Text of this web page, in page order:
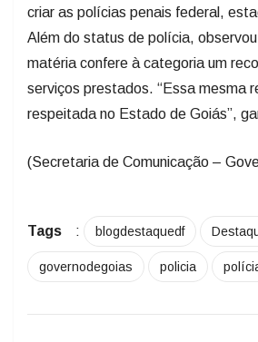
criar as polícias penais federal,
Além do status de polícia,
matéria confere à categoria um
serviços prestados. “Essa mesma
respeitada no Estado de Goiás”,
(Secretaria de Comunicação –
Tags : blogdestaquedf
governodegoias policia